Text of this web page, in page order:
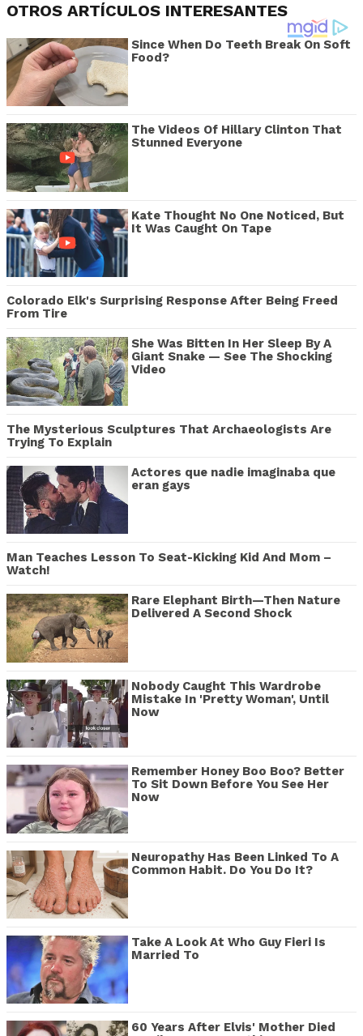
OTROS ARTÍCULOS INTERESANTES
Since When Do Teeth Break On Soft
Food?
The Videos Of Hillary Clinton That
Stunned Everyone
Kate Thought No One Noticed, But
It Was Caught On Tape
Colorado Elk's Surprising Response After Being Freed
From Tire
She Was Bitten In Her Sleep By A
Giant Snake — See The Shocking
Video
The Mysterious Sculptures That Archaeologists Are
Trying To Explain
Actores que nadie imaginaba que
eran gays
Man Teaches Lesson To Seat-Kicking Kid And Mom –
Watch!
Rare Elephant Birth—Then Nature
Delivered A Second Shock
Nobody Caught This Wardrobe
Mistake In 'Pretty Woman', Until
Now
Remember Honey Boo Boo? Better
To Sit Down Before You See Her
Now
Neuropathy Has Been Linked To A
Common Habit. Do You Do It?
Take A Look At Who Guy Fieri Is
Married To
60 Years After Elvis' Mother Died